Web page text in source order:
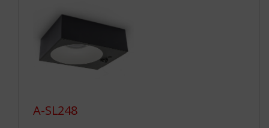
A-SL248